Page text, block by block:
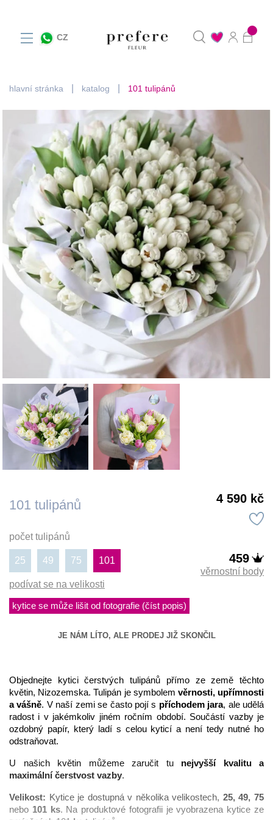
CZ
hlavní stránka katalog 101 tulipánů
101 tulipánů 4 590 kč
počet tulipánů
25 49 75 101
podívat se na velikosti
459
věrnostní body
kytice se může lišit od fotografie (číst popis)
JE NÁM LÍTO, ALE PRODEJ JIŽ SKONČIL
Objednejte kytici čerstvých tulipánů přímo ze země těchto
květin, Nizozemska. Tulipán je symbolem věrnosti, upřímnosti
a vášně. V naší zemi se často pojí s příchodem jara, ale udělá
radost i v jakémkoliv jiném ročním období. Součástí vazby je
ozdobný papír, který ladí s celou kyticí a není tedy nutné ho
odstraňovat.
U našich květin můžeme zaručit tu nejvyšší kvalitu a
maximální čerstvost vazby.
Velikost: Kytice je dostupná v několika velikostech, 25, 49, 75
nebo 101 ks. Na produktové fotografii je vyobrazena kytice ze